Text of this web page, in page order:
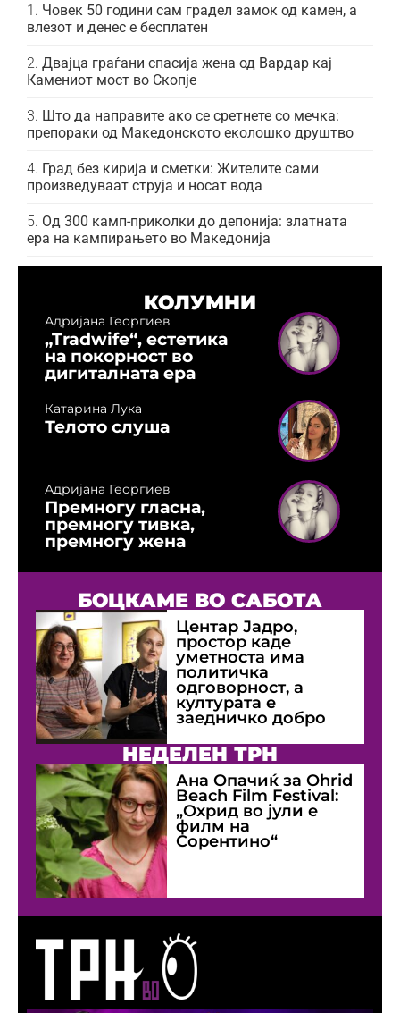
Човек 50 години сам градел замок од камен, а
влезот и денес е бесплатен
Двајца граѓани спасија жена од Вардар кај
Камениот мост во Скопје
Што да направите ако се сретнете со мечка:
препораки од Македонското еколошко друштво
Град без кирија и сметки: Жителите сами
произведуваат струја и носат вода
Од 300 камп-приколки до депонија: златната
ера на кампирањето во Македонија
КОЛУМНИ
Адријана Георгиев
„Tradwife“, естетика
на покорност во
дигиталната ера
Катарина Лука
Телото слуша
Адријана Георгиев
Премногу гласна,
премногу тивка,
премногу жена
БОЦКАМЕ ВО САБОТА
Центар Јадро,
простор каде
уметноста има
политичка
одговорност, а
културата е
заедничко добро
НЕДЕЛЕН ТРН
Ана Опачиќ за Оhrid
Beach Film Festival:
„Охрид во јули е
филм на
Сорентино“